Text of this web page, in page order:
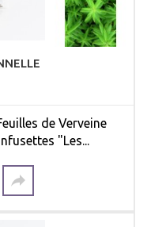
de Verveine
"Les...